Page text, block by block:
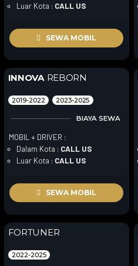
Luar Kota : CALL US
SEWA MOBIL
INNOVA REBORN
2019-2022 2023-2025
BIAYA SEWA
MOBIL + DRIVER :
Dalam Kota : CALL US
Luar Kota : CALL US
SEWA MOBIL
FORTUNER
2022-2025